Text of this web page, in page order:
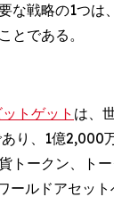
な戦略の1つは
とである。
ットゲット は、
り、1億2,000
トークン、トー
ールドアセッ